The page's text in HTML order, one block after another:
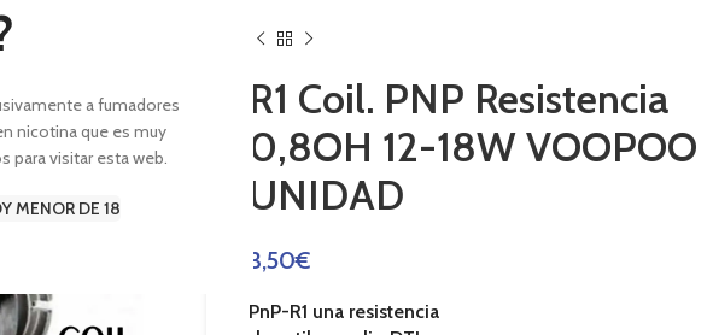
a fumadores
nicotina que es muy
para visitar esta web.
MENOR DE 18
R1 Coil. PNP Resistencia
0,8OH 12-18W VOOPOO
UNIDAD
3,50€
PnP-R1 una resistencia